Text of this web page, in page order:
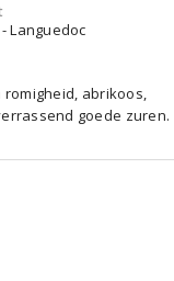
Languedoc
abrikoos,
goede zuren.